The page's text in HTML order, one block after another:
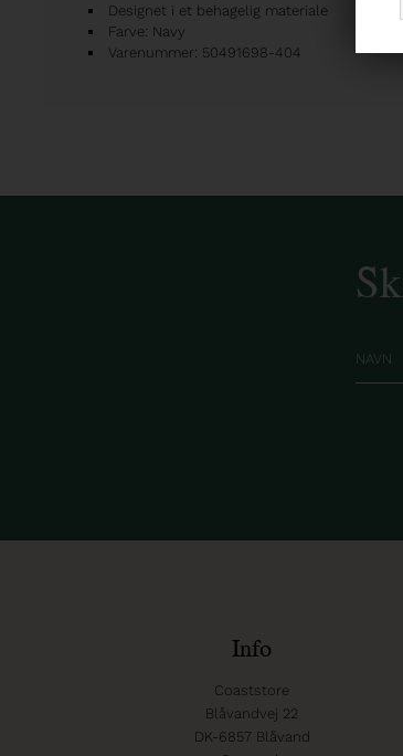
Designet i et behagelig materiale
Farve: Navy
Varenummer: 50491698-404
Info
Coaststore
Blåvandvej 22
DK-6857 Blåvand